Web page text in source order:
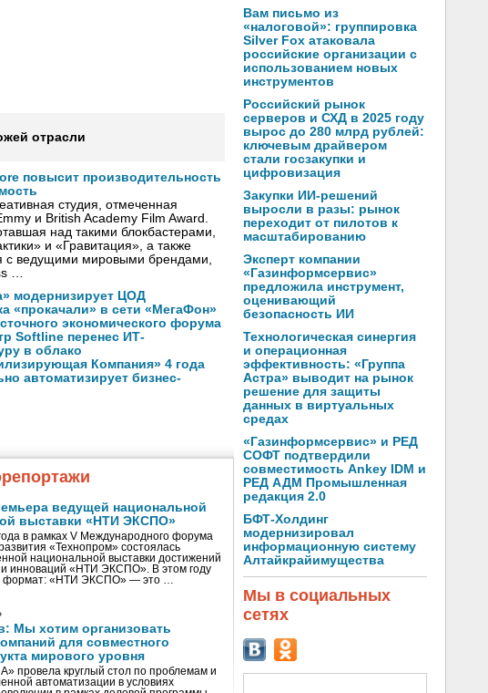
отрасли
повысит производительность
студия, отмеченная
и British Academy Film Award.
над такими блокбастерами,
и «Гравитация», a также
с ведущими мировыми брендами,
…
модернизирует ЦОД
«прокачали» в сети «МегаФон»
экономического форума
Softline перенес ИТ-
в облако
Компания» 4 года
автоматизирует бизнес-
ведущей национальной
выставки «НТИ ЭКСПО»
в рамках V Международного форума
«Технопром» состоялась
национальной выставки достижений
и инноваций «НТИ ЭКСПО». В этом году
формат: «НТИ ЭКСПО» — это …
Мы хотим организовать
для совместного
мирового уровня
провела круглый стол по проблемам и
автоматизации в условиях
Вам письмо из
«налоговой»: группировка
Silver Fox атаковала
российские организации с
использованием новых
инструментов
Российский рынок
серверов и СХД в 2025 году
вырос до 280 млрд рублей:
ключевым драйвером
стали госзакупки и
цифровизация
Закупки ИИ-решений
выросли в разы: рынок
переходит от пилотов к
масштабированию
Эксперт компании
«Газинформсервис»
предложила инструмент,
оценивающий
безопасность ИИ
Технологическая синергия
и операционная
эффективность: «Группа
Астра» выводит на рынок
решение для защиты
данных в виртуальных
средах
«Газинформсервис» и РЕД
СОФТ подтвердили
совместимость Ankey IDM и
РЕД АДМ Промышленная
редакция 2.0
БФТ-Холдинг
модернизировал
информационную систему
Алтайкрайимущества
Мы в социальных
сетях